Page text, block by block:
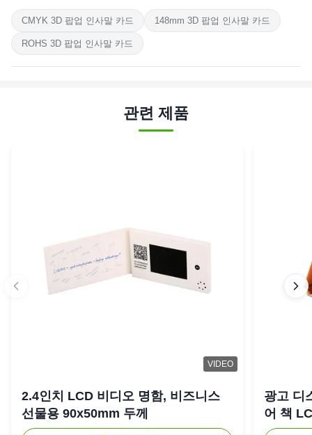
CMYK 3D 팝업 인사말 카드 148mm 3D 팝업 인사말 카드
ROHS 3D 팝업 인사말 카드
관련 제품
VIDEO
2.4인치 LCD 비디오 명함, 비즈니스
선물용 90x50mm 두께
광고 디
어 책